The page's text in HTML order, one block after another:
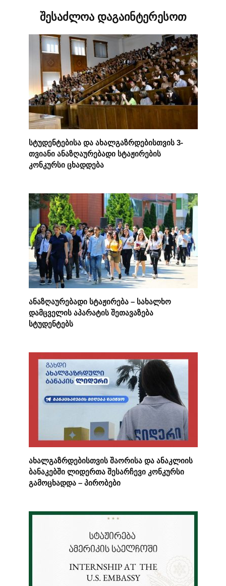
შესაძლოა დაგაინტერესოთ
სტუდენტებისა და ახალგაზრდებისთვის 3-
თვიანი ანაზღაურებადი სტაჟირების
კონკურსი ცხადდება
ანაზღაურებადი სტაჟირება – სახალხო
დამცველის აპარატის შეთავაზება
სტუდენტებს
ახალგაზრდებისთვის შაორისა და ანაკლიის
ბანაკებში ლიდერთა შესარჩევი კონკურსი
გამოცხადდა – პირობები